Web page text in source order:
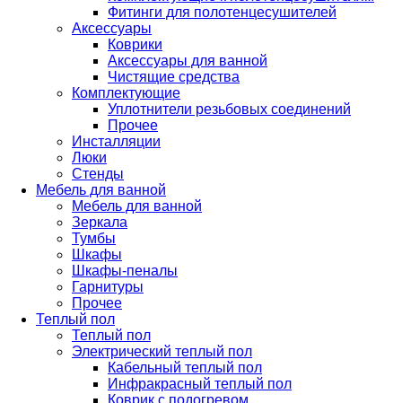
Фитинги для полотенцесушителей
Аксессуары
Коврики
Аксессуары для ванной
Чистящие средства
Комплектующие
Уплотнители резьбовых соединений
Прочее
Инсталляции
Люки
Стенды
Мебель для ванной
Мебель для ванной
Зеркала
Тумбы
Шкафы
Шкафы-пеналы
Гарнитуры
Прочее
Теплый пол
Теплый пол
Электрический теплый пол
Кабельный теплый пол
Инфракрасный теплый пол